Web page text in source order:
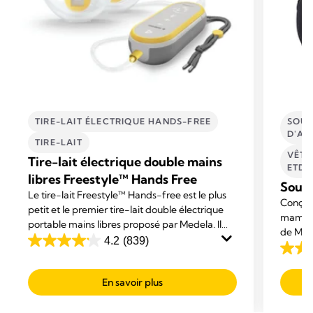
TIRE-LAIT ÉLECTRIQUE HANDS-FREE
TIRE-LAIT
Tire-lait électrique double mains
libres Freestyle™ Hands Free
Le tire-lait Freestyle™ Hands-free est le plus
petit et le premier tire-lait double électrique
portable mains libres proposé par Medela. Il
est conçu pour vous permettre de mener vos
4.2 (839)
4.2
5
étoiles.
En savoir plus
Conçu
de
4.8
sur
5